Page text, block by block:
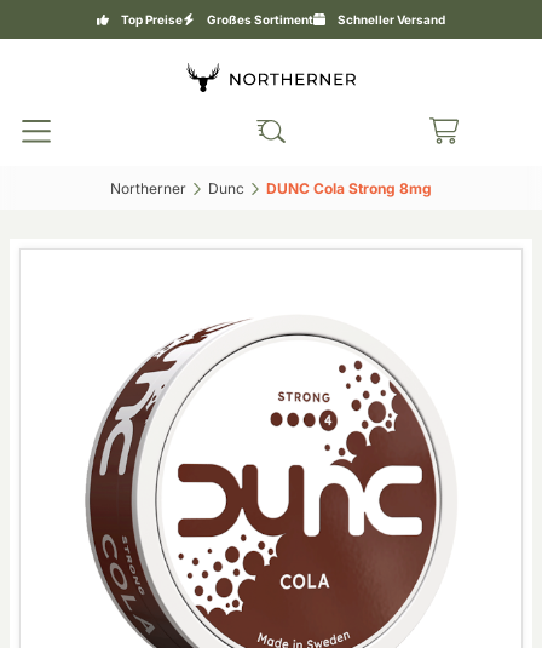
Top Preise Großes Sortiment Schneller Versand
Northerner‎ Dunc‎ DUNC Cola Strong 8mg‎